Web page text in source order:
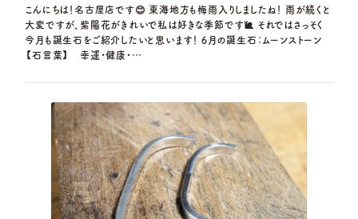
こんにちは！名古屋店です😊 東海地方も梅雨入りしましたね！ 雨が続くと
大変ですが、紫陽花がきれいで私は好きな季節です🐌 それではさっそく
今月も誕生石をご紹介したいと思います！ 6月の誕生石：ムーンストーン
【石言葉】 幸運・健康・…